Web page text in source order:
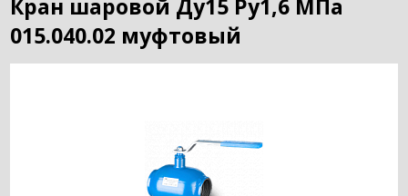
Кран шаровой Ду15 Ру1,6 МПа
015.040.02 муфтовый